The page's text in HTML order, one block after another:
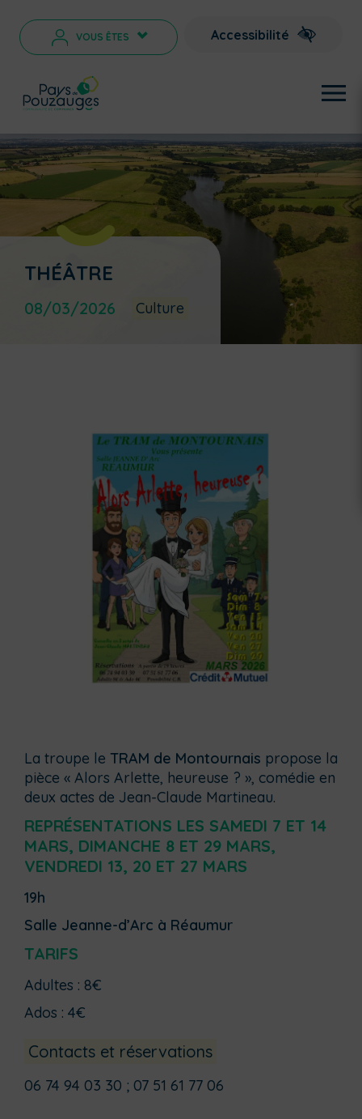
VOUS ÊTES > Accessibilité
THÉÂTRE
08/03/2026 Culture
La troupe le TRAM de Montournais propose la
pièce « Alors Arlette, heureuse ? », comédie en
deux actes de Jean-Claude Martineau.
REPRÉSENTATIONS LES SAMEDI 7 ET 14
MARS, DIMANCHE 8 ET 29 MARS,
VENDREDI 13, 20 ET 27 MARS
19h
Salle Jeanne-d’Arc à Réaumur
TARIFS
Adultes : 8€
Ados : 4€
Contacts et réservations
06 74 94 03 30 ; 07 51 61 77 06